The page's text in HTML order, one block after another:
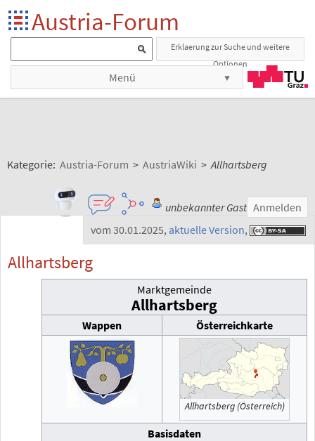
Austria-Forum
Erklaerung zur Suche und weitere
Optionen
Menü
Kategorie: Austria-Forum > AustriaWiki > Allhartsberg
unbekannter Gast Anmelden
vom 30.01.2025, aktuelle Version,
Allhartsberg
Marktgemeinde
Allhartsberg
Wappen Österreichkarte
Allhartsberg (Österreich)
Basisdaten